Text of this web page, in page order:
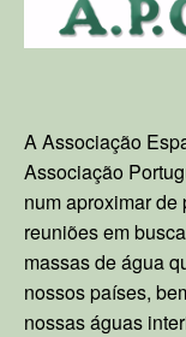
A Associação
Associação
num aproximar
reuniões em
massas de água
nossos países,
nossas águas